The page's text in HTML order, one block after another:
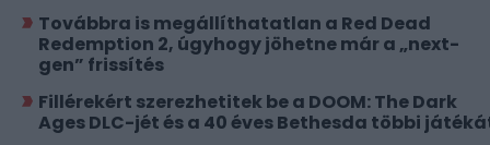
Továbbra is megállíthatatlan a Red Dead
Redemption 2, úgyhogy jöhetne már a „next-
gen” frissítés
Fillérekért szerezhetitek be a DOOM: The Dark
Ages DLC-jét és a 40 éves Bethesda többi